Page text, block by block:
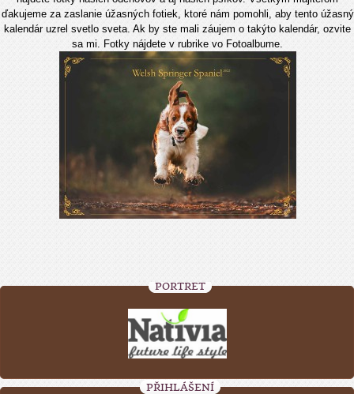
ďakujeme za zaslanie úžasných fotiek, ktoré nám pomohli, aby tento úžasný
kalendár uzrel svetlo sveta. Ak by ste mali záujem o takýto kalendár, ozvite
sa mi. Fotky nájdete v rubrike vo Fotoalbume.
PORTRÉT
PŘIHLÁŠENÍ